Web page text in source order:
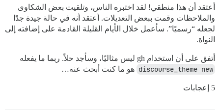
أعتقد أن هذا منطقي! لقد اختبره الناس، وتلقيت بعض الشكاوى
والملاحظات وقمت ببعض التعديلات. أعتقد أنه في حالة جيدة جدًا
لجعله “رسميًا”. سأعمل خلال الأيام القليلة القادمة على إضافته إلى
النواة.
أتفق على أن استخدام gh ليس مثاليًا، وسأجد حلاً. ربما ما يفعله
discourse_theme new هو ما كنت أبحث عنه…
5 إعجابات